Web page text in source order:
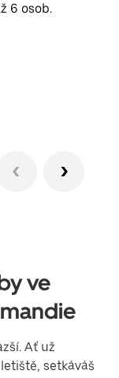
6 osob.
ve
Ať už
setkáváš